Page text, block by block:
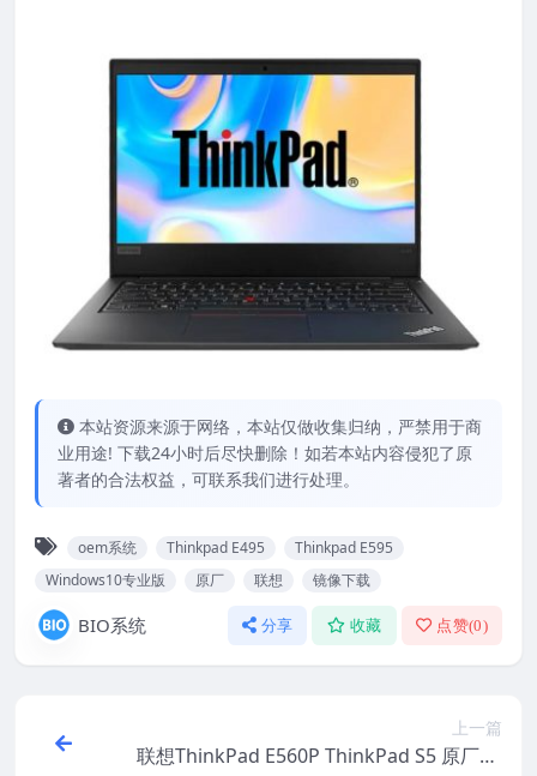
本站资源来源于网络，本站仅做收集归纳，严禁用于商
业用途! 下载24小时后尽快删除！如若本站内容侵犯了原
著者的合法权益，可联系我们进行处理。
oem系统 Thinkpad E495
Thinkpad E595
Windows10专业版
原厂 联想 镜像下载
BIO系统 分享 收藏 点赞(0)
上一篇
联想ThinkPad E560P ThinkPad S5 原厂Wi